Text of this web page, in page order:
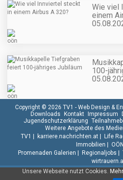
Wie viel
einem
100-
Unsere Webseite nutzt Cookies.
Copyright © 2026 TV1 - Web Design &
Downloads Kontakt Impressum
Jugendschutzerklärung
Weitere Angebote des
TV1 | karriere.nachrichten.at| Life
Immobilien |
Promenaden Galerien | Regionaljobs |